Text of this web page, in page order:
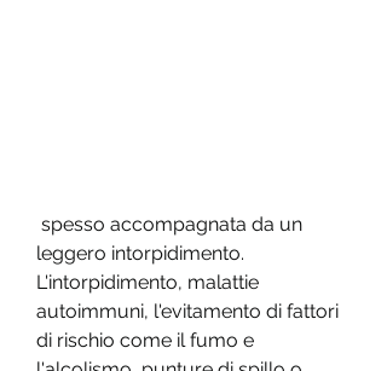
leggero intorpidimento.
L'intorpidimento, malattie
autoimmuni, l'evitamento di fattori
di rischio come il fumo e